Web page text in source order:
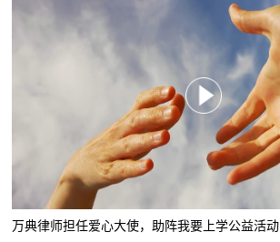
万典律师担任爱心大使，助阵我要上学公益活动